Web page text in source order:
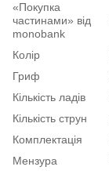
«Покупка
частинами» від
monobank
Колір
Гриф
Кількість ладів
Кількість струн
Комплектація
Мензура